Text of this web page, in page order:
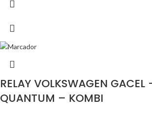
RELAY VOLKSWAGEN
QUANTUM – KOMBI